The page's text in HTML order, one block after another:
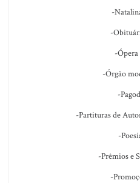
-
-
-Ópera
-Órgão
-
-Partituras de
-
-Prêmios e
-